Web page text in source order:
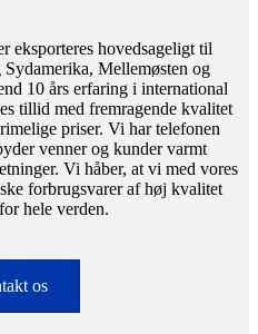
eksporteres hovedsageligt til
Mellemøsten og
10 års erfaring i international
tillid med fremragende kvalitet
priser. Vi har telefonen
venner og kunder varmt
Vi håber, at vi med vores
forbrugsvarer af høj kvalitet
hele verden.
os